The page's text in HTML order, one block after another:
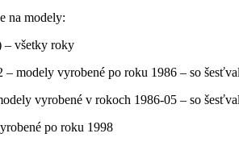
na modely:
– všetky roky
modely vyrobené po roku 1986 – so
vyrobené v rokoch 1986-05 – so
po roku 1998